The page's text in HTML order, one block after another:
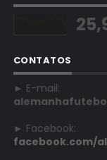
CONTATOS
► E-mail:
► Facebook:
facebook.com/